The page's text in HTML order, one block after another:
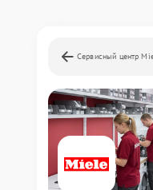
Сервисный центр